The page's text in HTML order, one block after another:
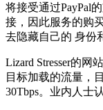
将接受通过PayPal
接，因此服务的购
去隐藏自己的 身份
Lizard Stresser的
目标加载的流量，
30Tbps。业内人士